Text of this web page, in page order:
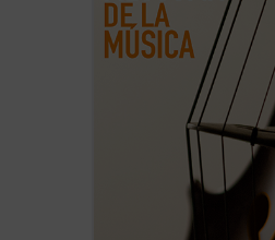
ellos no solo analiza lo que
cuando escuchamos una
también explora ...(ver